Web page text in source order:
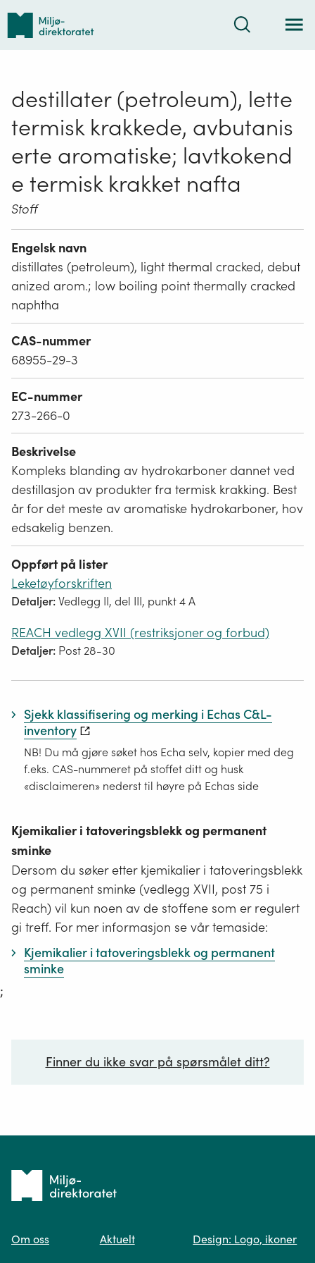
Tilbake
forsiden
Søk
destillater (petroleum), lette
termisk krakkede, avbutanis
erte aromatiske; lavtkokend
e termisk krakket nafta
Stoff
Engelsk navn
distillates (petroleum), light thermal cracked, debut
anized arom.; low boiling point thermally cracked
naphtha
CAS-nummer
68955-29-3
EC-nummer
273-266-0
Beskrivelse
Kompleks blanding av hydrokarboner dannet ved
destillasjon av produkter fra termisk krakking. Best
år for det meste av aromatiske hydrokarboner, hov
edsakelig benzen.
Oppført på lister
Leketøyforskriften
Detaljer:Vedlegg II, del III, punkt 4 A
REACH vedlegg XVII (restriksjoner og forbud)
Detaljer: Post 28-30
Sjekk klassifisering og merking i Echas C&L-
inventory
NB! Du må gjøre søket hos Echa selv, kopier med deg
f.eks. CAS-nummeret på stoffet ditt og husk
«disclaimeren» nederst til høyre på Echas side
Kjemikalier i tatoveringsblekk og permanent
sminke
Dersom du søker etter kjemikalier i tatoveringsblekk
og permanent sminke (vedlegg XVII, post 75 i
Reach) vil kun noen av de stoffene som er regulert
gi treff. For mer informasjon se vår temaside:
Kjemikalier i tatoveringsblekk og permanent
sminke
;
Finner du ikke svar på spørsmålet ditt?
Spør oss
Tilbake
forsiden
Om oss Aktuelt Design: Logo, ikoner